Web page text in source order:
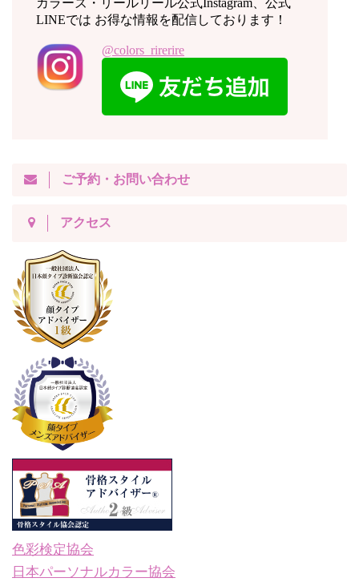
カラーズ・リールリール公式Instagram、公式
LINEでは お得な情報を配信しております！
@colors_rirerire
ご予約・お問い合わせ
アクセス
色彩検定協会
日本パーソナルカラー協会